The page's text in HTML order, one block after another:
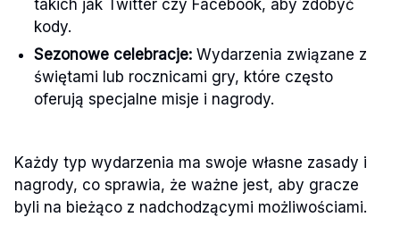
takich jak Twitter czy Facebook, aby zdobyć
kody.
Sezonowe celebracje: Wydarzenia związane z
świętami lub rocznicami gry, które często
oferują specjalne misje i nagrody.
Każdy typ wydarzenia ma swoje własne zasady i
nagrody, co sprawia, że ważne jest, aby gracze
byli na bieżąco z nadchodzącymi możliwościami.